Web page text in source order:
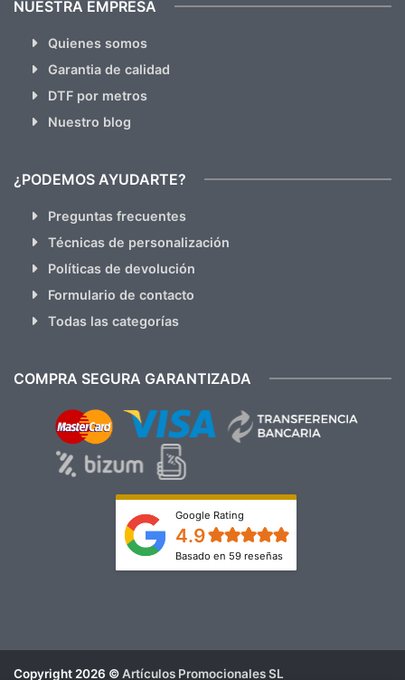
NUESTRA EMPRESA
Quienes somos
Garantia de calidad
DTF por metros
Nuestro blog
¿PODEMOS AYUDARTE?
Preguntas frecuentes
Técnicas de personalización
Políticas de devolución
Formulario de contacto
Todas las categorías
COMPRA SEGURA GARANTIZADA
Google Rating
4.9
Basado en 59 reseñas
Copyright 2026 ©Artículos Promocionales SL